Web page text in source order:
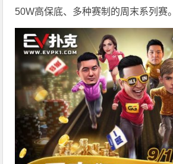
50W高保底、多种赛制的周末系列赛。